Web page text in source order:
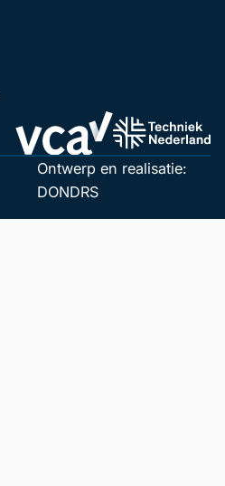
Ontwerp en realisatie:
DONDRS